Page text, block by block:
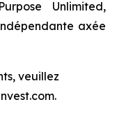
Unlimited,
axée
veuillez